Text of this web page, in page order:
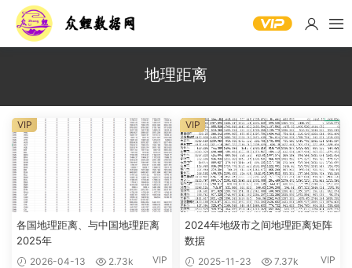
地理距离
各国地理距离、与中国地理距离
2025年
2026-04-13 2.73k VIP
VIP
2024年地级市之间地理距离矩阵
数据
2025-11-23 7.37k VIP
VIP